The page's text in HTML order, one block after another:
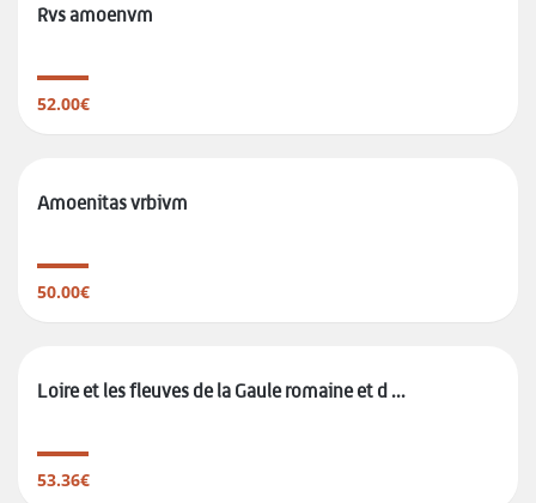
Rvs amoenvm
52.00€
Amoenitas vrbivm
50.00€
Loire et les fleuves de la Gaule romaine et d ...
53.36€